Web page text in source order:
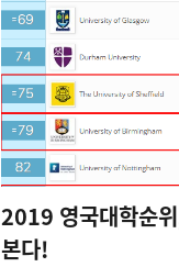
2019 영국대학순
본다!